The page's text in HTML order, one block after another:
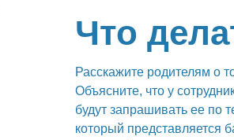
Что
Расскажите родителям о
Объясните, что у
будут запрашивать ее по
который представляется